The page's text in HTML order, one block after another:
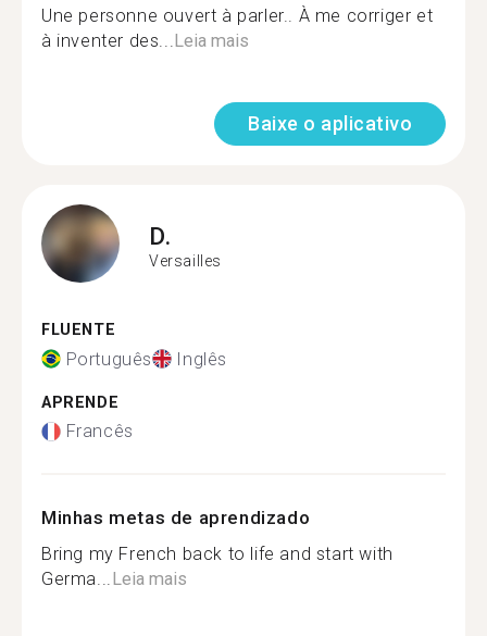
Une personne ouvert à parler.. À me corriger et
à inventer des...Leia mais
Baixe o aplicativo
D.
Versailles
FLUENTE
Português Inglês
APRENDE
Francês
Minhas metas de aprendizado
Bring my French back to life and start with
Germa...Leia mais